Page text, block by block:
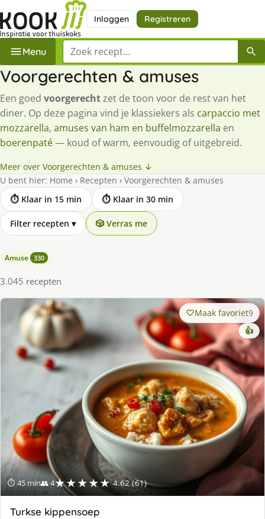
Inloggen Registreren
Menu Zoek een recept
Voorgerechten & amuses
Een goed voorgerechtzet de toon voor de rest van het
diner. Op deze pagina vind je klassiekers als carpaccio met
mozzarella, amuses van ham en buffelmozzarella en
boerenpaté— koud of warm, eenvoudig of uitgebreid.
Meer over Voorgerechten & amuses ↓
U bent hier: Home › Recepten › Voorgerechten & amuses
⏱ Klaar in 15 min
⏱ Klaar in 30 min
Filter recepten ▾ 🎲 Verras me
Amuse 330
3.045 recepten
⏱ 45 min👥 4★★★★★ 4.62 (61)
Maak favoriet9
👍
Turkse kippensoep